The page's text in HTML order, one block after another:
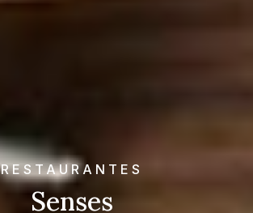
RESTAURANTES
Senses